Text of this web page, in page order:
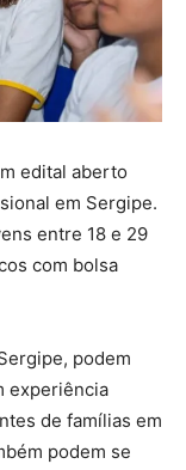
edital aberto
em Sergipe.
entre 18 e 29
com bolsa
podem
experiência
de famílias em
podem se